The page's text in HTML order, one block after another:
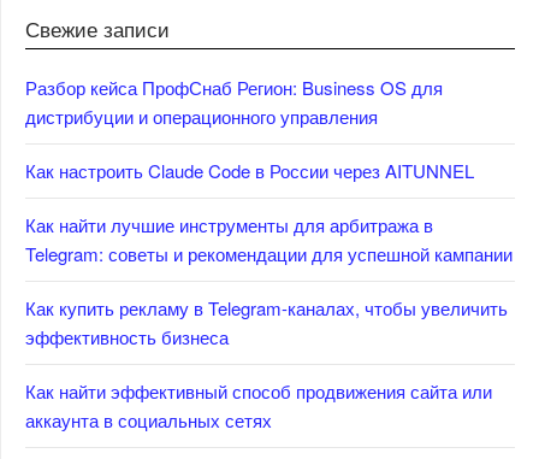
Свежие записи
Разбор кейса ПрофСнаб Регион: Business OS для
дистрибуции и операционного управления
Как настроить Claude Code в России через AITUNNEL
Как найти лучшие инструменты для арбитража в
Telegram: советы и рекомендации для успешной кампании
Как купить рекламу в Telegram-каналах, чтобы увеличить
эффективность бизнеса
Как найти эффективный способ продвижения сайта или
аккаунта в социальных сетях